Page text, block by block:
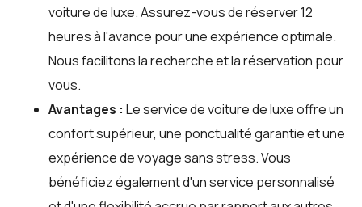
voiture de luxe. Assurez-vous de réserver 12
heures à l'avance pour une expérience optimale.
Nous facilitons la recherche et la réservation pour
vous.
Avantages : Le service de voiture de luxe offre un
confort supérieur, une ponctualité garantie et une
expérience de voyage sans stress. Vous
bénéficiez également d'un service personnalisé